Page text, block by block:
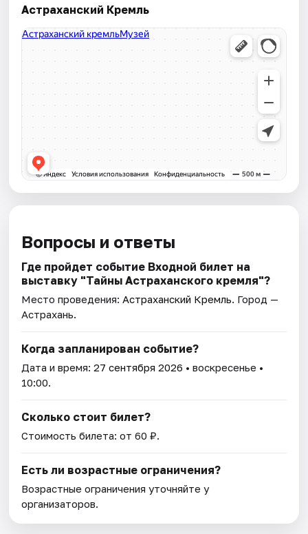
Астраханский Кремль
Вопросы и ответы
Где пройдет событие Входной билет на
выставку "Тайны Астраханского кремля"?
Место проведения:Астраханский Кремль. Город —
Астрахань.
Когда запланирован событие?
Дата и время:27 сентября 2026 • воскресенье •
10:00.
Сколько стоит билет?
Стоимость билета: от 60 ₽.
Есть ли возрастные ограничения?
Возрастные ограничения уточняйте у
организаторов.